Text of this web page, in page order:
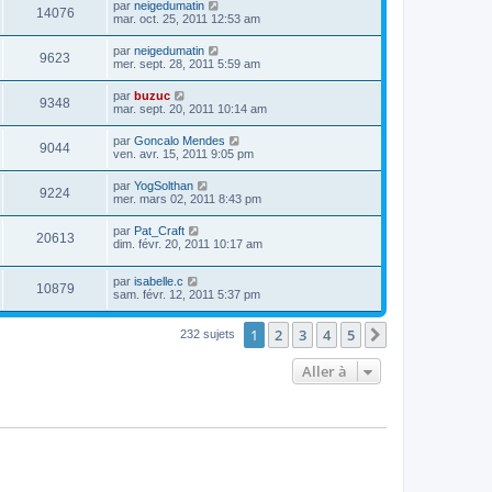
14076 par neigedumatin
mar. oct. 25, 2011 12:53 am
9623 par neigedumatin
mer. sept. 28, 2011 5:59 am
9348 par buzuc
mar. sept. 20, 2011 10:14 am
9044 par Goncalo Mendes
ven. avr. 15, 2011 9:05 pm
9224 par YogSolthan
mer. mars 02, 2011 8:43 pm
20613 par Pat_Craft
dim. févr. 20, 2011 10:17 am
10879 par isabelle.c
sam. févr. 12, 2011 5:37 pm
232 sujets 1 2 3 4 5
Aller à